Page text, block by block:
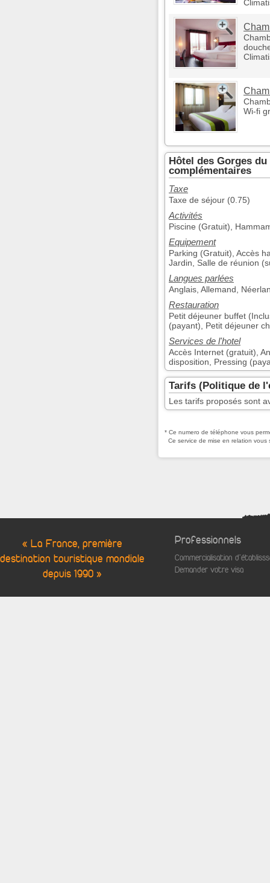
Wi-fi
Hôtel des Gorges
complémentaires
Taxe
Taxe de séjour (0.75)
Activités
Piscine (Gratuit),
Equipement
Parking (Gratuit), Accès
Jardin, Salle de réunion
Langues parlées
Anglais, Allemand,
Restauration
Petit déjeuner buffet
(payant), Petit déjeuner
Services de l'hotel
Accès Internet (gratuit),
disposition, Pressing
Tarifs (Politique de
Les tarifs proposés sont
* Ce numero de téléphone vous
Ce service de mise en relation
« La France, première
destination touristique mondiale
depuis 1990 »
Professionnels
Commercialisation
Demander votre visa